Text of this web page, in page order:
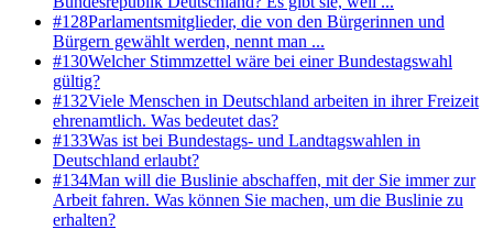
#128Parlamentsmitglieder, die von den Bürgerinnen und
Bürgern gewählt werden, nennt man ...
#130Welcher Stimmzettel wäre bei einer Bundestagswahl
gültig?
#132Viele Menschen in Deutschland arbeiten in ihrer Freizeit
ehrenamtlich. Was bedeutet das?
#133Was ist bei Bundestags- und Landtagswahlen in
Deutschland erlaubt?
#134Man will die Buslinie abschaffen, mit der Sie immer zur
Arbeit fahren. Was können Sie machen, um die Buslinie zu
erhalten?